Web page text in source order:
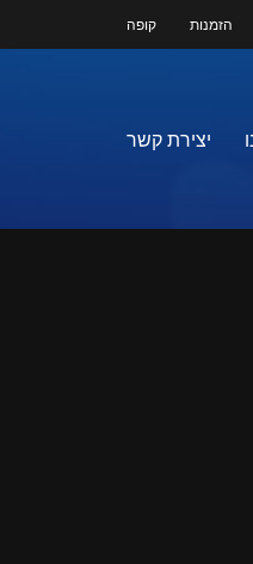
הזמנות קופה
יצירת קשר